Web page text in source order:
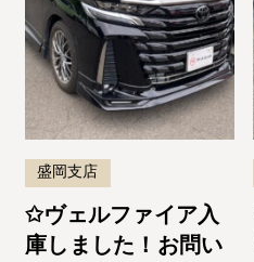
盛岡支店
✩ヴェルファイア入
庫しました！お問い